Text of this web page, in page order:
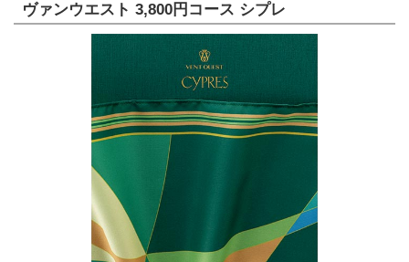
ヴァンウエスト 3,800円コース シプレ